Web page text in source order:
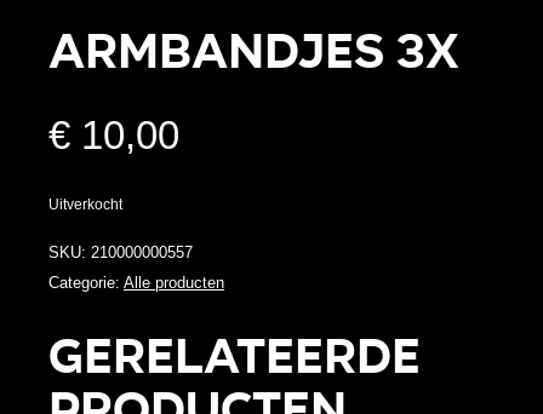
Armbandjes 3x
€ 10,00
Uitverkocht
SKU: 210000000557
Categorie: Alle producten
Gerelateerde